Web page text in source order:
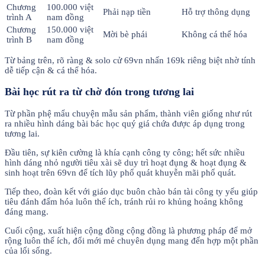
Chương
trình A
100.000 việt
nam đồng
Phải nạp tiền
Hỗ trợ thông dụng
Chương
trình B
150.000 việt
nam đồng
Mời bè phái Không cá thể hóa
Từ bảng trên, rõ ràng & solo cử 69vn nhấn 169k riêng biệt nhờ tính
dễ tiếp cận & cá thể hóa.
Bài học rút ra từ chờ đón trong tương lai
Từ phần phệ mẩu chuyện mẫu sản phẩm, thành viên giống như rút
ra nhiều hình dáng bài bác học quý giá chứa được áp dụng trong
tương lai.
Đầu tiên, sự kiên cường là khía cạnh công ty công; hết sức nhiều
hình dáng nhỏ người tiêu xài sẽ duy trì hoạt đụng & hoạt đụng &
sinh hoạt trên 69vn để tích lũy phổ quát khuyễn mãi phổ quát.
Tiếp theo, đoàn kết với giáo dục buôn chào bán tài công ty yếu giúp
tiêu đánh đấm hóa luôn thể ích, tránh rủi ro khủng hoảng không
đáng mang.
Cuối cộng, xuất hiện cộng đồng cộng đồng là phương pháp để mở
rộng luôn thể ích, đổi mới mẻ chuyên dụng mang đến hợp một phần
của lối sống.